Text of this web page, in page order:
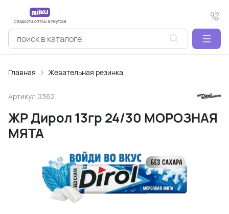
Сладости оптом в Якутске
Главная Жевательная резинка
Артикул 0362
ЖР Дирол 13гр 24/30 МОРОЗНАЯ
МЯТА